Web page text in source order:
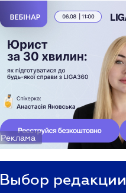
Реклама
Выбор редакции